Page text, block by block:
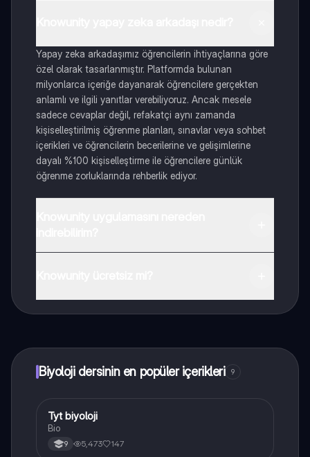
Yapay zeka arkadaşımız öğrencilerin ihtiyaçlarına göre
özel olarak tasarlanmıştır. Platformda bulunan
milyonlarca içeriğe dayanarak öğrencilere gerçekten
anlamlı ve ilgili yanıtlar verebiliyoruz. Ancak mesele
sadece cevaplar değil, refakatçi aynı zamanda
kişiselleştirilmiş öğrenme planları, sınavlar veya sohbet
içerikleri ve öğrencilerin becerilerine ve gelişimlerine
dayalı %100 kişiselleştirme ile öğrencilere günlük
öğrenme zorluklarında rehberlik ediyor.
Biyoloji dersinin en popüler içerikleri 9
Biyoloji
Tyt biyoloji
Bio
9 5,473 147